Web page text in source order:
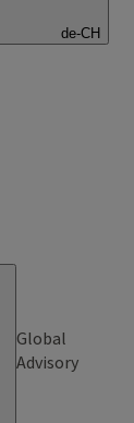
de-CH
Global
Advisory